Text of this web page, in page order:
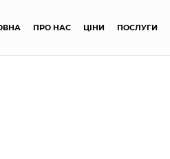
ПРО НАС ЦІНИ ПОСЛУГИ